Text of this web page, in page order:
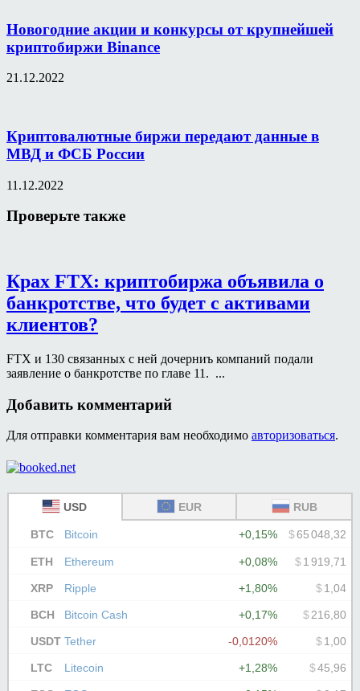
Новогодние акции и конкурсы от крупнейшей
криптобиржи Binance
21.12.2022
Криптовалютные биржи передают данные в
МВД и ФСБ России
11.12.2022
Проверьте также
Крах FTX: криптобиржа объявила о
банкротстве, что будет с активами
клиентов?
FTX и 130 связанных с ней дочерниъ компаний подали
заявление о банкротстве по главе 11. ...
Добавить комментарий
Для отправки комментария вам необходимо авторизоваться.